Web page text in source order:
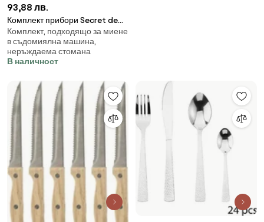
93,88 лв.
Комплект прибори Secret de
Gourmet Bambou, Инокс, 24
части
Комплект, подходящо за миене
в съдомиялна машина,
неръждаема стомана
В наличност